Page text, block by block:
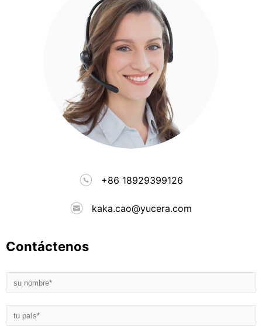
+86 18929399126
kaka.cao@yucera.com
Contáctenos